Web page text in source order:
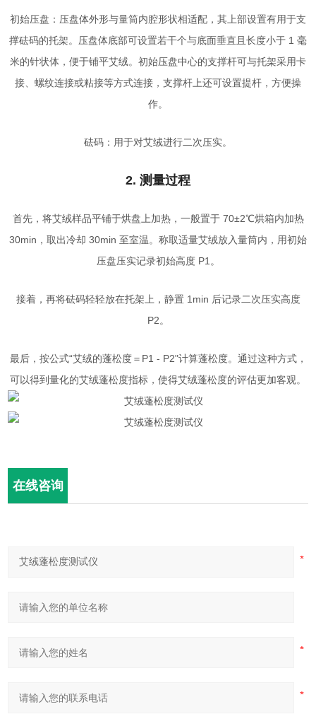
初始压盘：压盘体外形与量筒内腔形状相适配，其上部设置有用于支
撑砝码的托架。压盘体底部可设置若干个与底面垂直且长度小于 1 毫
米的针状体，便于铺平艾绒。初始压盘中心的支撑杆可与托架采用卡
接、螺纹连接或粘接等方式连接，支撑杆上还可设置提杆，方便操
作。
砝码：用于对艾绒进行二次压实。
2. 测量过程
首先，将艾绒样品平铺于烘盘上加热，一般置于 70±2℃烘箱内加热
30min，取出冷却 30min 至室温。称取适量艾绒放入量筒内，用初始
压盘压实记录初始高度 P1。
接着，再将砝码轻轻放在托架上，静置 1min 后记录二次压实高度
P2。
最后，按公式“艾绒的蓬松度＝P1 - P2"计算蓬松度。通过这种方式，
可以得到量化的艾绒蓬松度指标，使得艾绒蓬松度的评估更加客观。
在线咨询